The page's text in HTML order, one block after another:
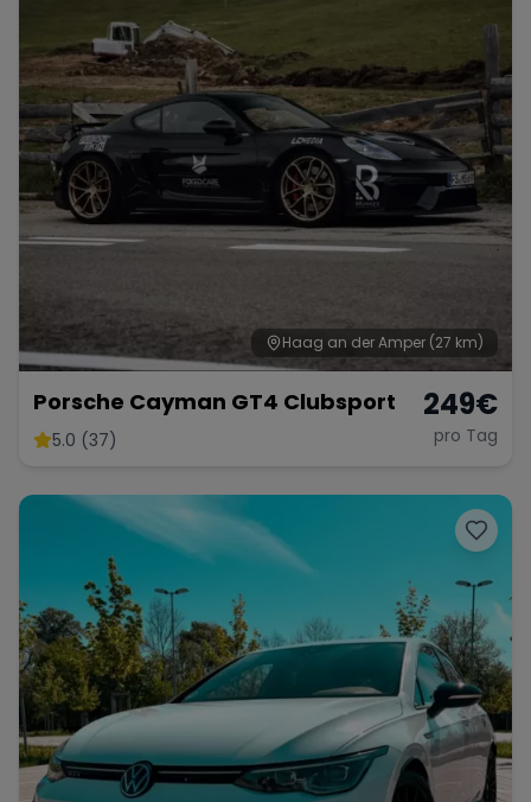
Haag an der Amper (27 km)
Porsche Cayman GT4 Clubsport
5.0 (37)
249€
pro Tag